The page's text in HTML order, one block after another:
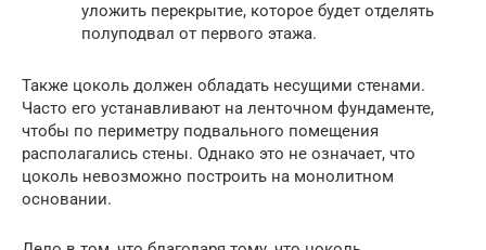
уложить перекрытие, которое будет отделять
полуподвал от первого этажа.
Также цоколь должен обладать несущими стенами.
Часто его устанавливают на ленточном фундаменте,
чтобы по периметру подвального помещения
располагались стены. Однако это не означает, что
цоколь невозможно построить на монолитном
основании.